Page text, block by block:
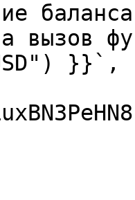
вызов
}}`,